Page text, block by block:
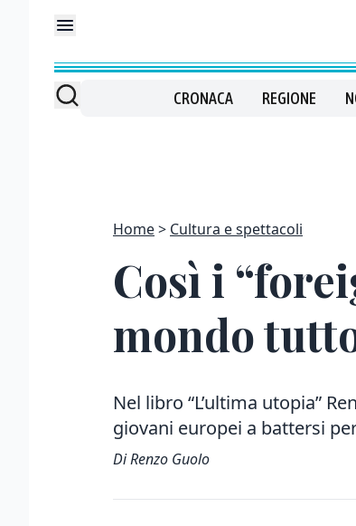
CRONACA REGIONE
Home Cultura e spettacoli
Così i
mondo
Nel libro “L’ultima utopia”
giovani europei a battersi
Di Renzo Guolo